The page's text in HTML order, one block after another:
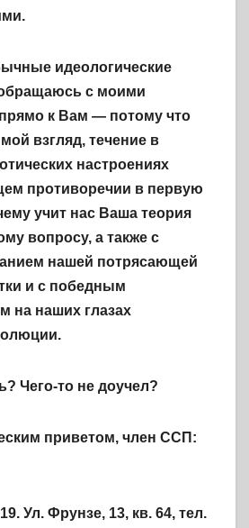
идеологические
с моими
к Вам — потому что
взгляд, течение в
настроениях
противоречии в первую
учит нас Ваша теория
вопросу, а также с
нашей потрясающей
и с победным
на наших глазах
Чего-то не доучел?
приветом, член ССП:
Ул. Фрунзе, 13, кв. 64, тел.